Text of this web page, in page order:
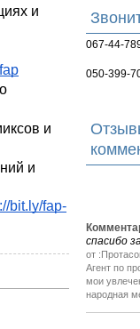
и
и
и
bit.ly/fap-
067-44-
050-399-
спасибо
от
Агент по
мои
народная